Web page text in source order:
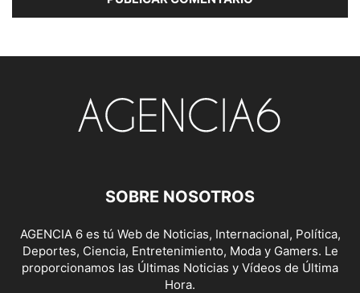
SOBRE NOSOTROS
AGENCIA 6 es tú Web de Noticias, Internacional, Política,
Deportes, Ciencia, Entretenimiento, Moda y Gamers. Le
proporcionamos las Últimas Noticias y Vídeos de Última
Hora.